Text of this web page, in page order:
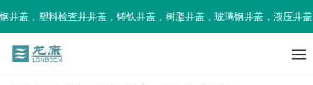
盖，塑料检查井井盖，铸铁井盖，树脂井盖，玻璃钢井盖，液压井